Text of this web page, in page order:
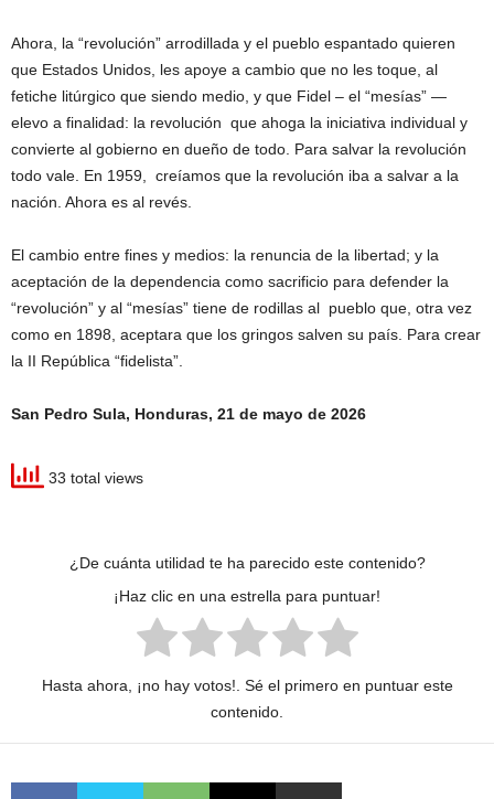
Ahora, la “revolución” arrodillada y el pueblo espantado quieren
que Estados Unidos, les apoye a cambio que no les toque, al
fetiche litúrgico que siendo medio, y que Fidel – el “mesías” —
elevo a finalidad: la revolución que ahoga la iniciativa individual y
convierte al gobierno en dueño de todo. Para salvar la revolución
todo vale. En 1959, creíamos que la revolución iba a salvar a la
nación. Ahora es al revés.
El cambio entre fines y medios: la renuncia de la libertad; y la
aceptación de la dependencia como sacrificio para defender la
“revolución” y al “mesías” tiene de rodillas al pueblo que, otra vez
como en 1898, aceptara que los gringos salven su país. Para crear
la II República “fidelista”.
San Pedro Sula, Honduras, 21 de mayo de 2026
33 total views
¿De cuánta utilidad te ha parecido este contenido?
¡Haz clic en una estrella para puntuar!
Hasta ahora, ¡no hay votos!. Sé el primero en puntuar este
contenido.